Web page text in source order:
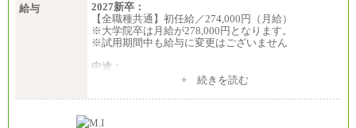
給与
2027新卒：
【全職種共通】初任給／274,000円（月給）
※大学院卒は月給が278,000円となります。
※試用期間中も給与に変更はございません
中途：
（１）～（４）274,000円（月給）～
※経験・年齢などを考慮のうえ、当社規程により優
+ 続きを読む